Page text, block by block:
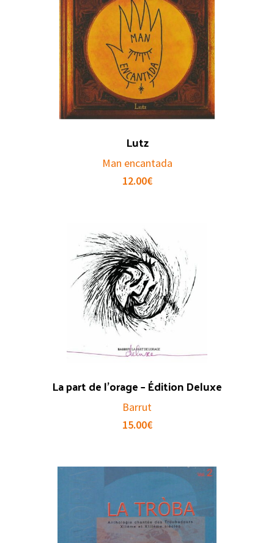
Lutz
Man encantada
12.00€
La part de l’orage – Édition Deluxe
Barrut
15.00€